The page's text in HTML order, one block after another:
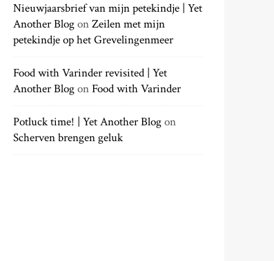
Nieuwjaarsbrief van mijn petekindje | Yet
Another BlogonZeilen met mijn
petekindje op het Grevelingenmeer
Food with Varinder revisited | Yet
Another BlogonFood with Varinder
Potluck time! | Yet Another Blogon
Scherven brengen geluk